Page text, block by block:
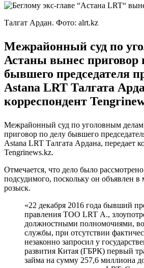
Талгат Ардан. Фото: alrt.kz
Межрайонный суд по
Астаны вынес приговор
бывшего председателя
Astana LRT Талгата
корреспондент
Межрайонный суд по уголовным
приговор по делу бывшего
Astana LRT Талгата Ардана, передает
Tengrinews.kz.
Отмечается, что дело было
подсудимого, поскольку он объявлен
розыск.
«22 декабря 2016 года бывший
правления ТОО LRT А.,
должностными полномочиями,
службы, при отсутствии
незаконно запросил у
развития Китая (ГБРК) первый
займа на сумму 257,6 миллиона